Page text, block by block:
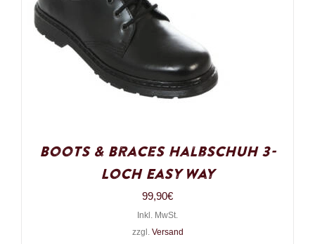
Boots & Braces Halbschuh 3-
Loch Easy Way
99,90€
Inkl. MwSt.
zzgl. Versand